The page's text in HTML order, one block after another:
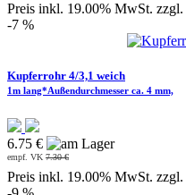
Preis inkl. 19.00% MwSt. zzgl.
-7 %
Kupferrohr 4/3,1 weich
1m lang*Außendurchmesser ca. 4 mm,
6.75 €
empf. VK 7.30 €
Preis inkl. 19.00% MwSt. zzgl.